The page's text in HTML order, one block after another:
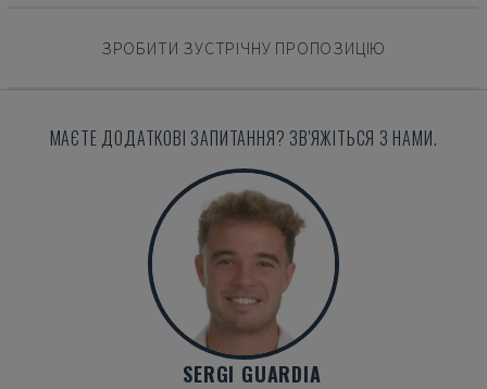
ЗРОБИТИ ЗУСТРІЧНУ ПРОПОЗИЦІЮ
МАЄТЕ ДОДАТКОВІ ЗАПИТАННЯ? ЗВ'ЯЖІТЬСЯ З НАМИ.
SERGI GUARDIA